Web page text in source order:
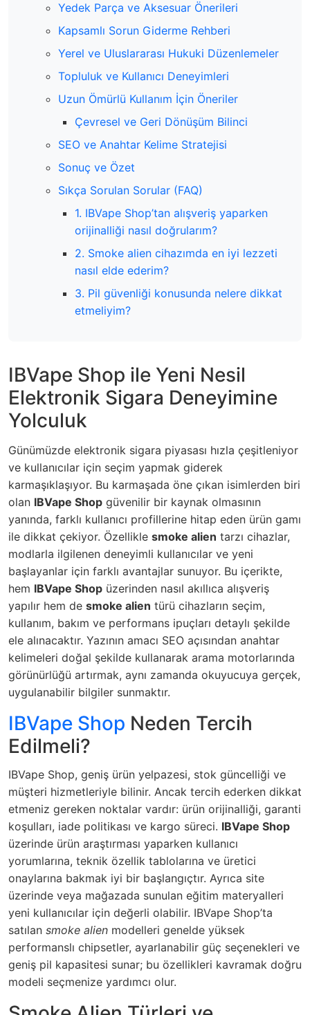
Yedek Parça ve Aksesuar Önerileri
Kapsamlı Sorun Giderme Rehberi
Yerel ve Uluslararası Hukuki Düzenlemeler
Topluluk ve Kullanıcı Deneyimleri
Uzun Ömürlü Kullanım İçin Öneriler
Çevresel ve Geri Dönüşüm Bilinci
SEO ve Anahtar Kelime Stratejisi
Sonuç ve Özet
Sıkça Sorulan Sorular (FAQ)
1. IBVape Shop’tan alışveriş yaparken
orijinalliği nasıl doğrularım?
2. Smoke alien cihazımda en iyi lezzeti
nasıl elde ederim?
3. Pil güvenliği konusunda nelere dikkat
etmeliyim?
IBVape Shop ile Yeni Nesil
Elektronik Sigara Deneyimine
Yolculuk
Günümüzde elektronik sigara piyasası hızla çeşitleniyor
ve kullanıcılar için seçim yapmak giderek
karmaşıklaşıyor. Bu karmaşada öne çıkan isimlerden biri
olan IBVape Shop güvenilir bir kaynak olmasının
yanında, farklı kullanıcı profillerine hitap eden ürün gamı
ile dikkat çekiyor. Özellikle smoke alien tarzı cihazlar,
modlarla ilgilenen deneyimli kullanıcılar ve yeni
başlayanlar için farklı avantajlar sunuyor. Bu içerikte,
hem IBVape Shop üzerinden nasıl akıllıca alışveriş
yapılır hem de smoke alien türü cihazların seçim,
kullanım, bakım ve performans ipuçları detaylı şekilde
ele alınacaktır. Yazının amacı SEO açısından anahtar
kelimeleri doğal şekilde kullanarak arama motorlarında
görünürlüğü artırmak, aynı zamanda okuyucuya gerçek,
uygulanabilir bilgiler sunmaktır.
IBVape Shop Neden Tercih
Edilmeli?
IBVape Shop, geniş ürün yelpazesi, stok güncelliği ve
müşteri hizmetleriyle bilinir. Ancak tercih ederken dikkat
etmeniz gereken noktalar vardır: ürün orijinalliği, garanti
koşulları, iade politikası ve kargo süreci. IBVape Shop
üzerinde ürün araştırması yaparken kullanıcı
yorumlarına, teknik özellik tablolarına ve üretici
onaylarına bakmak iyi bir başlangıçtır. Ayrıca site
üzerinde veya mağazada sunulan eğitim materyalleri
yeni kullanıcılar için değerli olabilir. IBVape Shop’ta
satılan smoke alien modelleri genelde yüksek
performanslı chipsetler, ayarlanabilir güç seçenekleri ve
geniş pil kapasitesi sunar; bu özellikleri kavramak doğru
modeli seçmenize yardımcı olur.